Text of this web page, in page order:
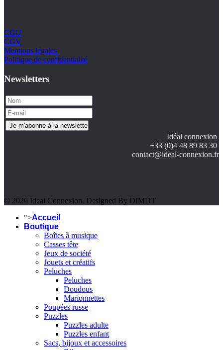
CGU
CGV
Mentions légales
Politique de confidentialité
Newsletters
Idéal connexion
+33 (0)4 48 89 83 30
contact@ideal-connexion.fr
© 2026 Ideal Connexion. Designed By DIMDT
">Accueil
Boutique
Boîtes à musique
Casses tête
Jeux de société
Jouets et créatifs
Peluches
Peluches
Doudous
Marionnettes
Poupées russe
Puzzles
Puzzles adulte
Puzzles enfant
Sacs, bijoux et accessoires